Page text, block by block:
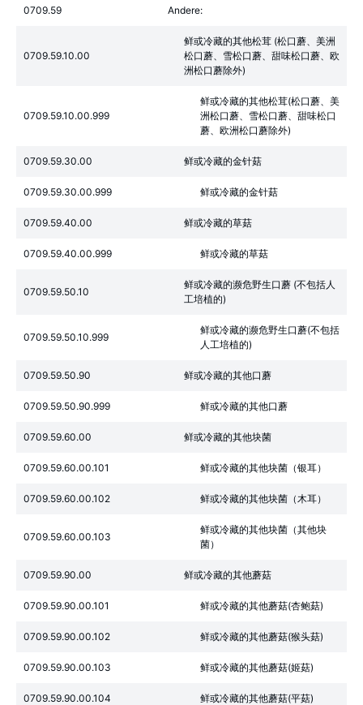
0709.59 Andere:
0709.59.10.00
鲜或冷藏的其他松茸 (松口蘑、美洲
松口蘑、雪松口蘑、甜味松口蘑、欧
洲松口蘑除外)
0709.59.10.00.999
鲜或冷藏的其他松茸(松口蘑、美
洲松口蘑、雪松口蘑、甜味松口
蘑、欧洲松口蘑除外)
0709.59.30.00 鲜或冷藏的金针菇
0709.59.30.00.999 鲜或冷藏的金针菇
0709.59.40.00 鲜或冷藏的草菇
0709.59.40.00.999 鲜或冷藏的草菇
0709.59.50.10
鲜或冷藏的濒危野生口蘑 (不包括人
工培植的)
0709.59.50.10.999
鲜或冷藏的濒危野生口蘑(不包括
人工培植的)
0709.59.50.90 鲜或冷藏的其他口蘑
0709.59.50.90.999 鲜或冷藏的其他口蘑
0709.59.60.00 鲜或冷藏的其他块菌
0709.59.60.00.101 鲜或冷藏的其他块菌（银耳）
0709.59.60.00.102 鲜或冷藏的其他块菌（木耳）
0709.59.60.00.103
鲜或冷藏的其他块菌（其他块
菌）
0709.59.90.00 鲜或冷藏的其他蘑菇
0709.59.90.00.101 鲜或冷藏的其他蘑菇(杏鲍菇)
0709.59.90.00.102 鲜或冷藏的其他蘑菇(猴头菇)
0709.59.90.00.103 鲜或冷藏的其他蘑菇(姬菇)
0709.59.90.00.104 鲜或冷藏的其他蘑菇(平菇)